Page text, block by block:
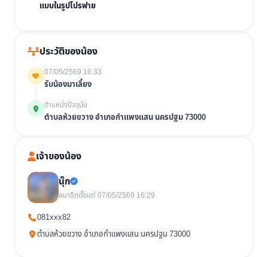
แบบในรูปโปรฟาย
ประวัติของน้อง
07/05/2569 16:33
รับน้องมาเลี้ยง
ตำแหน่งปัจจุบัน
ตำบลห้วยขวาง อำเภอกำแพงแสน นครปฐม 73000
เจ้าของน้อง
นุ๊ก
สมาชิกตั้งแต่ 07/05/2569 16:29
081xxx82
ตำบลห้วยขวาง อำเภอกำแพงแสน นครปฐม 73000